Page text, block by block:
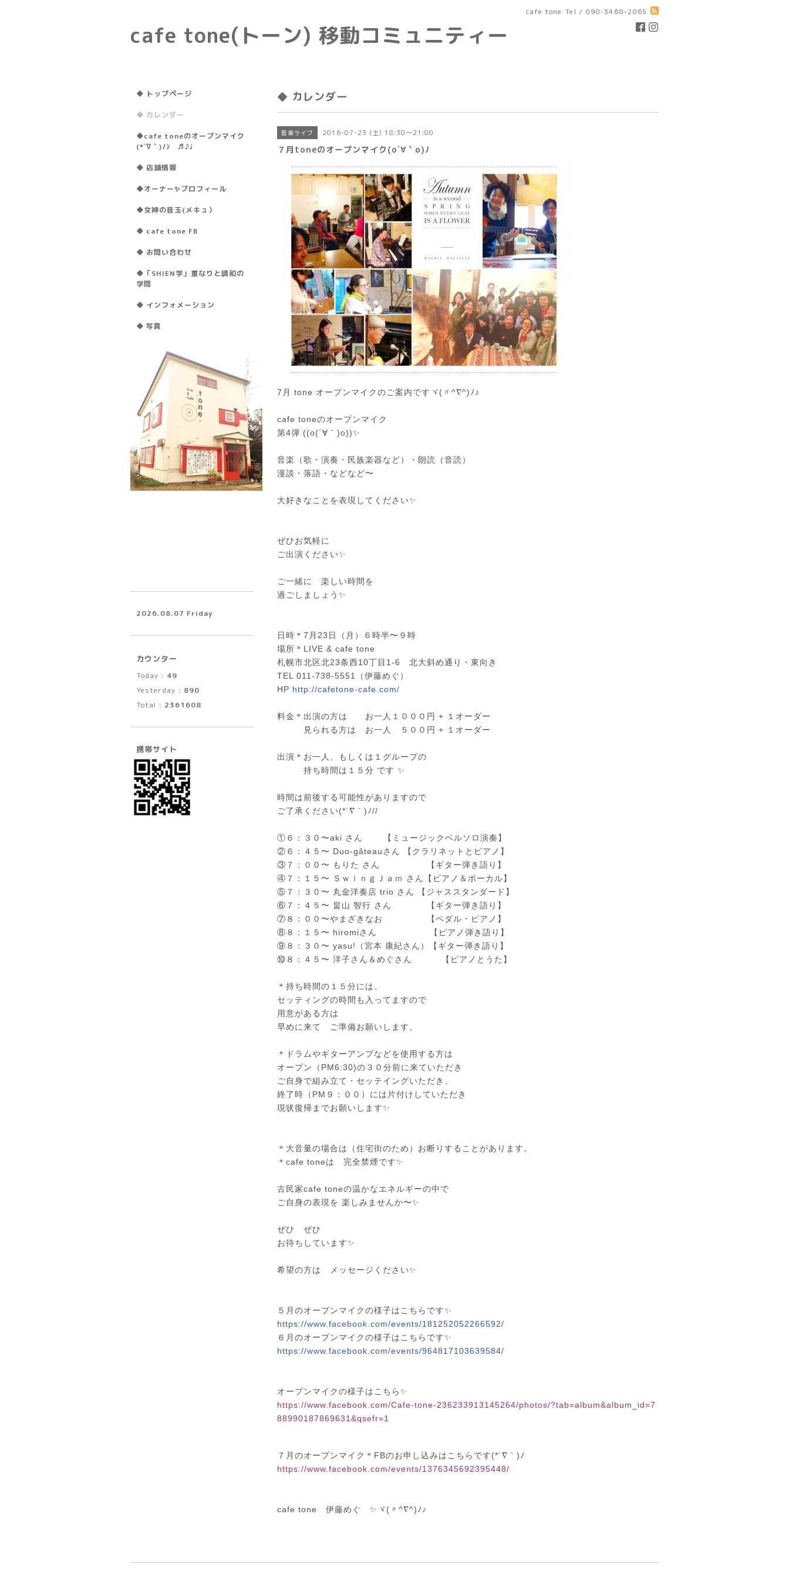
cafe tone Tel / 090-3468-2065
cafe tone(トーン) 移動コミュニティー
◆ カレンダー
音楽ライブ 2016-07-23 (土) 18:30～21:00
７月toneのオープンマイク(o´∀｀o)ﾉ
7月 tone オープンマイクのご案内ですヾ(〃^∇^)ﾉ♪
cafe toneのオープンマイク
第4弾 ((o(´∀｀)o))✨
音楽（歌・演奏・民族楽器など）・朗読（音読）
漫談・落語・などなど〜
大好きなことを表現してください✨
ぜひお気軽に
ご出演ください✨
ご一緒に 楽しい時間を
過ごしましょう✨
日時＊7月23日（月）６時半〜９時
場所＊LIVE & cafe tone
札幌市北区北23条西10丁目1-6 北大斜め通り・東向き
TEL 011-738-5551（伊藤めぐ）
HP http://cafetone-cafe.com/
料金＊出演の方は お一人１０００円 + １オーダー
見られる方は お一人 ５００円 + １オーダー
出演＊お一人、もしくは１グループの
持ち時間は１５分 です ✨
時間は前後する可能性がありますので
ご了承ください(*´∇｀)ﾉ//
①６：３０〜aki さん 【ミュージックベルソロ演奏】
②６：４５〜 Duo-gâteauさん 【クラリネットとピアノ】
③７：００〜 もりた さん 【ギター弾き語り】
④７：１５〜 ＳｗｉｎｇＪａｍ さん【ピアノ＆ボーカル】
⑤７：３０〜 丸金洋奏店 trio さん 【ジャススタンダード】
⑥７：４５〜 畠山 智行 さん 【ギター弾き語り】
⑦８：００〜やまざきなお 【ペダル・ピアノ】
⑧８：１５〜 hiromiさん 【ピアノ弾き語り】
⑨８：３０〜 yasu!（宮本 康紀さん）【ギター弾き語り】
⑩８：４５〜 洋子さん＆めぐさん 【ピアノとうた】
＊持ち時間の１５分には、
セッティングの時間も入ってますので
用意がある方は
早めに来て　ご準備お願いします。
＊ドラムやギターアンプなどを使用する方は
オープン（PM6:30)の３０分前に来ていただき
ご自身で組み立て・セッテイングいただき、
終了時（PM９：００）には片付けしていただき
現状復帰までお願いします✨
＊大音量の場合は（住宅街のため）お断りすることがあり ます。
＊cafe toneは　完全禁煙です✨
古民家cafe toneの温かなエネルギーの中で
ご自身の表現を 楽しみませんか〜✨
ぜひ　ぜひ
お待ちしています✨
希望の方は　メッセージください✨
５月のオープンマイクの様子はこちらです✨
https://www.facebook.com/events/181252052266592/
６月のオープンマイクの様子はこちらです✨
https://www.facebook.com/events/964817103639584/
オープンマイクの様子はこちら✨
https://www.facebook.com/Cafe-tone-236233913145264/photos/?tab=album&album_id=7
889901 87869631&qsefr=1
７月のオープンマイク＊FBのお申し込みはこちらです(*´∇｀)ﾉ
https://www.facebook.com/events/1376345692395448/
cafe tone 伊藤めぐ ✨ヾ(〃^∇^)ﾉ♪
◆ トップページ
◆ カレンダー
◆cafe toneのオープンマイク
(*´∇｀)ﾉｼ ♬♪♩
◆ 店舗情報
◆オーナー✨プロフィール
◆女神の音玉(メキュ）
◆ cafe tone FB
◆ お問い合わせ
◆「SHIEN学」重なりと調和の
学問
◆ インフォメーション
◆ 写真
2026.08.07 Friday
カウンター
Today : 49
Yesterday : 890
Total : 2361608
携帯サイト